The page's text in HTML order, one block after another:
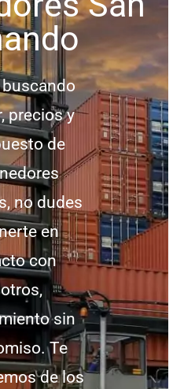
precios y
de
no dudes
en
con
sin
Te
de los